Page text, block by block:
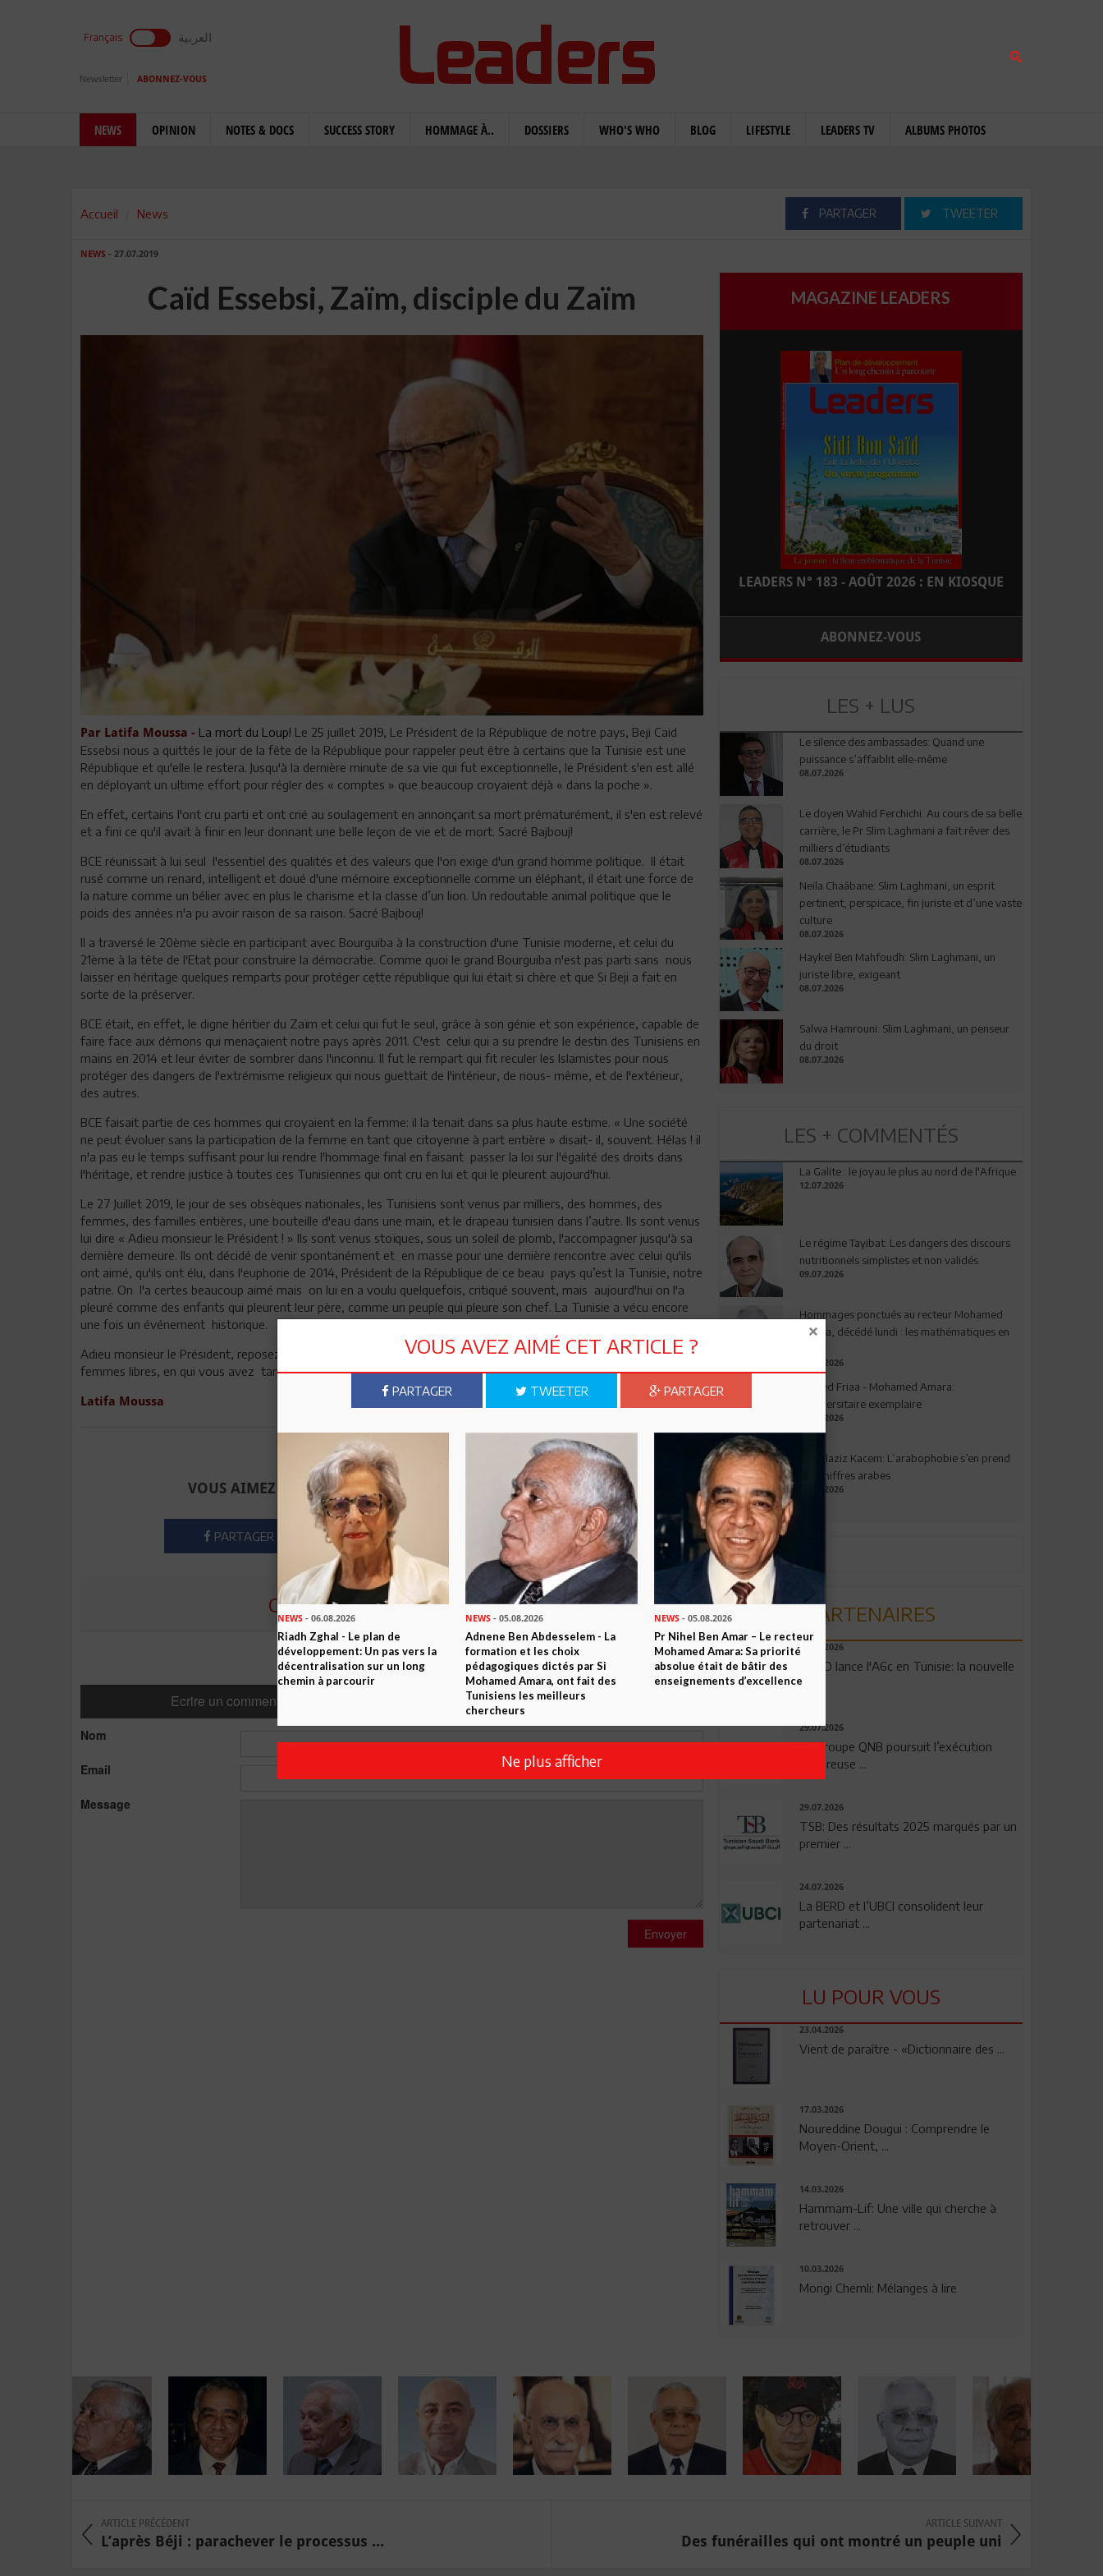
Français العربية
Newsletter ABONNEZ-VOUS
NEWS OPINION NOTES & DOCS SUCCESS STORY HOMMAGE À.. DOSSIERS WHO'S WHO BLOG LIFESTYLE LEADERS TV ALBUMS PHOTOS
Accueil News PARTAGER TWEETER
NEWS - 27.07.2019
Caïd Essebsi, Zaïm, disciple du Zaïm
Par Latifa Moussa - La mort du Loup! Le 25 juillet 2019, Le Président de la République de notre pays, Beji Caid
Essebsi nous a quittés le jour de la fête de la République pour rappeler peut être à certains que la Tunisie est une
République et qu'elle le restera. Jusqu'à la dernière minute de sa vie qui fut exceptionnelle, le Président s'en est allé
en déployant un ultime effort pour régler des « comptes » que beaucoup croyaient déjà « dans la poche ».
En effet, certains l'ont cru parti et ont crié au soulagement en annonçant sa mort prématurément, il s'en est relevé
et a fini ce qu'il avait à finir en leur donnant une belle leçon de vie et de mort. Sacré Bajbouj!
BCE réunissait à lui seul l'essentiel des qualités et des valeurs que l'on exige d'un grand homme politique. Il était
rusé comme un renard, intelligent et doué d'une mémoire exceptionnelle comme un éléphant, il était une force de
la nature comme un bélier avec en plus le charisme et la classe d’un lion. Un redoutable animal politique que le
poids des années n'a pu avoir raison de sa raison. Sacré Bajbouj!
Il a traversé le 20ème siècle en participant avec Bourguiba à la construction d'une Tunisie moderne, et celui du
21ème à la tête de l'Etat pour construire la démocratie. Comme quoi le grand Bourguiba n'est pas parti sans nous
laisser en héritage quelques remparts pour protéger cette république qui lui était si chère et que Si Beji a fait en
sorte de la préserver.
BCE était, en effet, le digne héritier du Zaïm et celui qui fut le seul, grâce à son génie et son expérience, capable de
faire face aux démons qui menaçaient notre pays après 2011. C'est celui qui a su prendre le destin des Tunisiens en
mains en 2014 et leur éviter de sombrer dans l'inconnu. Il fut le rempart qui fit reculer les Islamistes pour nous
protéger des dangers de l'extrémisme religieux qui nous guettait de l'intérieur, de nous- même, et de l'extérieur,
des autres.
BCE faisait partie de ces hommes qui croyaient en la femme: il la tenait dans sa plus haute estime. « Une société
ne peut évoluer sans la participation de la femme en tant que citoyenne à part entière » disait- il, souvent. Hélas ! il
n'a pas eu le temps suffisant pour lui rendre l'hommage final en faisant passer la loi sur l'égalité des droits dans
l'héritage, et rendre justice à toutes ces Tunisiennes qui ont cru en lui et qui le pleurent aujourd'hui.
Le 27 Juillet 2019, le jour de ses obsèques nationales, les Tunisiens sont venus par milliers, des hommes, des
femmes, des familles entières, une bouteille d'eau dans une main, et le drapeau tunisien dans l’autre. Ils sont venus
lui dire « Adieu monsieur le Président ! » Ils sont venus stoïques, sous un soleil de plomb, l'accompagner jusqu'à sa
dernière demeure. Ils ont décidé de venir spontanément et en masse pour une dernière rencontre avec celui qu'ils
ont aimé, qu'ils ont élu, dans l'euphorie de 2014, Président de la République de ce beau pays qu’est la Tunisie, notre
patrie. On l'a certes beaucoup aimé mais on lui en a voulu quelquefois, critiqué souvent, mais aujourd'hui on l'a
pleuré comme des enfants qui pleurent leur père, comme un peuple qui pleure son chef. La Tunisie a vécu encore
une fois un événement historique.
Adieu monsieur le Président, reposez en paix et sachez que la Tunisie sera sauvée par ses enfants, hommes et
femmes libres, en qui vous avez tant cru.
Latifa Moussa
Envoyer à un ami
VOUS AIMEZ CET ARTICLE ? PARTAGEZ-LE AVEC VOS AMIS !
PARTAGER TWEETER ABONNEZ-VOUS
COMMENTER CET ARTICLE
Commentaires
Ecrire un commentaire Commenter
Nom
Email
Message
Envoyer
MAGAZINE LEADERS
LEADERS N° 183 - AOÛT 2026 : EN KIOSQUE
ABONNEZ-VOUS
LES + LUS
Le silence des ambassades: Quand une
puissance s’affaiblit elle-même
08.07.2026
Le doyen Wahid Ferchichi: Au cours de sa belle
carrière, le Pr Slim Laghmani a fait rêver des
milliers d’étudiants
08.07.2026
Neila Chaâbane: Slim Laghmani, un esprit
pertinent, perspicace, fin juriste et d’une vaste
culture
08.07.2026
Haykel Ben Mahfoudh: Slim Laghmani, un
juriste libre, exigeant
08.07.2026
Salwa Hamrouni: Slim Laghmani, un penseur
du droit
08.07.2026
LES + COMMENTÉS
La Galite : le joyau le plus au nord de l'Afrique
12.07.2026
Le régime Tayibat: Les dangers des discours
nutritionnels simplistes et non validés
09.07.2026
Hommages ponctués au recteur Mohamed
Amara, décédé lundi : les mathématiques en
03.08.2026
Ahmed Friaa - Mohamed Amara:
l’Universitaire exemplaire
04.08.2026
Abdelaziz Kacem: L’arabophobie s’en prend
aux chiffres arabes
09.07.2026
PARTENAIRES
04.08.2026
OPPO lance l'A6c en Tunisie: la nouvelle
...
29.07.2026
Le Groupe QNB poursuit l’exécution
rigoureuse ...
29.07.2026
TSB: Des résultats 2025 marqués par un
premier ...
24.07.2026
La BERD et l’UBCI consolident leur
partenariat ...
LU POUR VOUS
23.04.2026
Vient de paraître - «Dictionnaire des ...
17.03.2026
Noureddine Dougui : Comprendre le
Moyen-Orient, ...
14.03.2026
Hammam-Lif: Une ville qui cherche à
retrouver ...
10.03.2026
Mongi Chemli: Mélanges à lire
ARTICLE PRÉCÉDENT
L’après Béji : parachever le processus ...
ARTICLE SUIVANT
Des funérailles qui ont montré un peuple uni
VOUS AVEZ AIMÉ CET ARTICLE ?
PARTAGER TWEETER PARTAGER
NEWS - 06.08.2026
Riadh Zghal - Le plan de
développement: Un pas vers la
décentralisation sur un long
chemin à parcourir
NEWS - 05.08.2026
Adnene Ben Abdesselem - La
formation et les choix
pédagogiques dictés par Si
Mohamed Amara, ont fait des
Tunisiens les meilleurs
chercheurs
NEWS- 05.08.2026
Pr Nihel Ben Amar – Le recteur
Mohamed Amara: Sa priorité
absolue était de bâtir des
enseignements d’excellence
Ne plus afficher